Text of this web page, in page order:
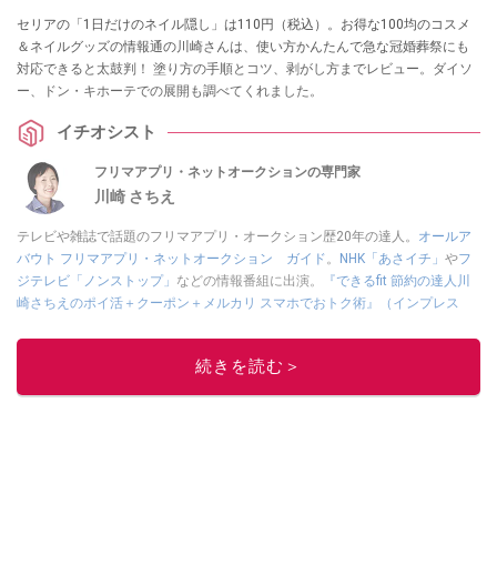
セリアの「1日だけのネイル隠し」は110円（税込）。お得な100均のコスメ
＆ネイルグッズの情報通の川崎さんは、使い方かんたんで急な冠婚葬祭にも
対応できると太鼓判！ 塗り方の手順とコツ、剥がし方までレビュー。ダイソ
ー、ドン・キホーテでの展開も調べてくれました。
イチオシスト
フリマアプリ・ネットオークションの専門家
川崎 さちえ
テレビや雑誌で話題のフリマアプリ・オークション歴20年の達人。 オールア
バウト フリマアプリ・ネットオークション ガイド 。 NHK「あさイチ」 やフ
ジテレビ「ノンストップ」 などの情報番組に出演。
『できるfit 節約の達人川
崎さちえのポイ活＋クーポン＋メルカリ スマホでおトク術』（インプレス
的に稼ぐ！』（翔泳社刊）
■経歴：2003年、夫が子育てをするために、突然会社を辞める。翌月からの
続きを読む＞